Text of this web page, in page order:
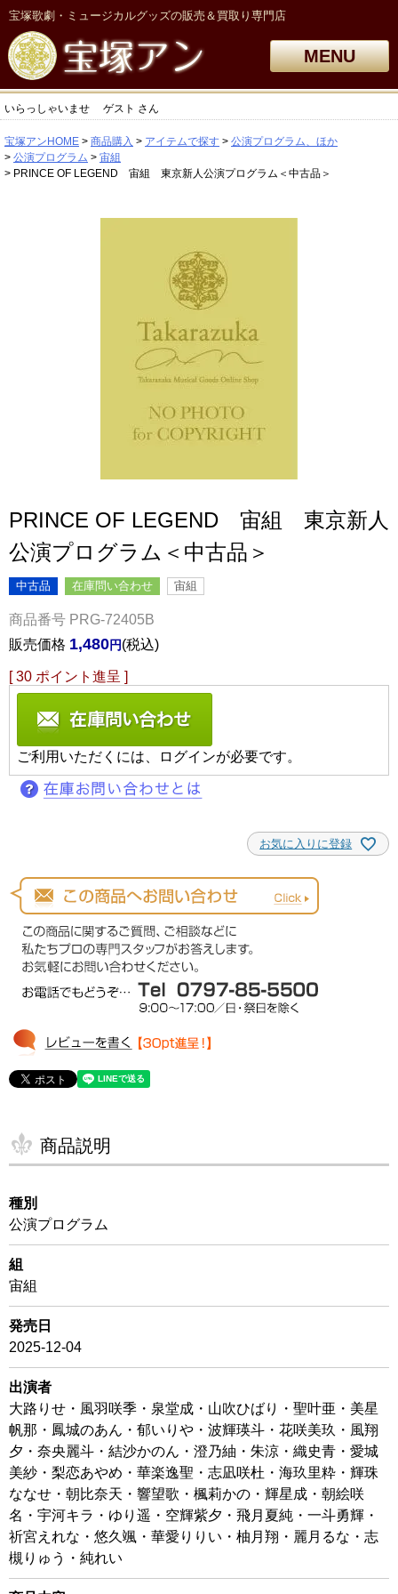
宝塚歌劇・ミュージカルグッズの販売＆買取り専門店
MENU
いらっしゃいませ ゲスト さん
宝塚アンHOME 商品購入 アイテムで探す
公演プログラム、ほか
公演プログラム
宙組
PRINCE OF LEGEND 宙組 東京新人公演プログラム＜中古品＞
PRINCE OF LEGEND 宙組 東京新人
公演プログラム＜中古品＞
中古品 在庫問い合わせ 宙組
商品番号 PRG-72405B
販売価格 1,480 税込
[ 30 ポイント進呈 ]
ご利用いただくには、ログインが必要です。
お気に入りに登録
商品説明
種別
公演プログラム
組
宙組
発売日
2025-12-04
出演者
大路りせ・風羽咲季・泉堂成・山吹ひばり・聖叶亜・美星
帆那・鳳城のあん・郁いりや・波輝瑛斗・花咲美玖・風翔
夕・奈央麗斗・結沙かのん・澄乃紬・朱涼・織史青・愛城
美紗・梨恋あやめ・華楽逸聖・志凪咲杜・海玖里粋・輝珠
ななせ・朝比奈天・響望歌・楓莉かの・輝星成・朝絵咲
名・宇河キラ・ゆり遥・空輝紫夕・飛月夏純・一斗勇輝・
祈宮えれな・悠久颯・華愛りりい・柚月翔・麗月るな・志
槻りゅう・純れい